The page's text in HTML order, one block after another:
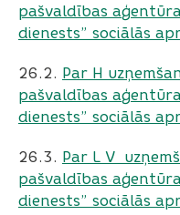
pašvaldības
dienests” sociālās
26.2. Par H
pašvaldības
dienests” sociālās
26.3. Par L V
pašvaldības
dienests” sociālās